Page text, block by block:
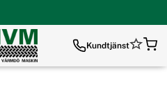
Kundtjänst